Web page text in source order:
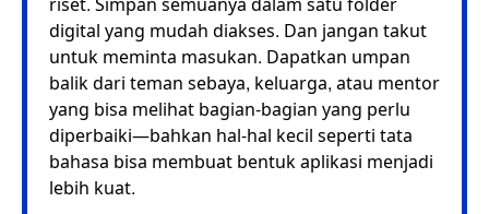
digital yang mudah diakses. Dan jangan takut
untuk meminta masukan. Dapatkan umpan
balik dari teman sebaya, keluarga, atau mentor
yang bisa melihat bagian-bagian yang perlu
diperbaiki—bahkan hal-hal kecil seperti tata
bahasa bisa membuat bentuk aplikasi menjadi
lebih kuat.